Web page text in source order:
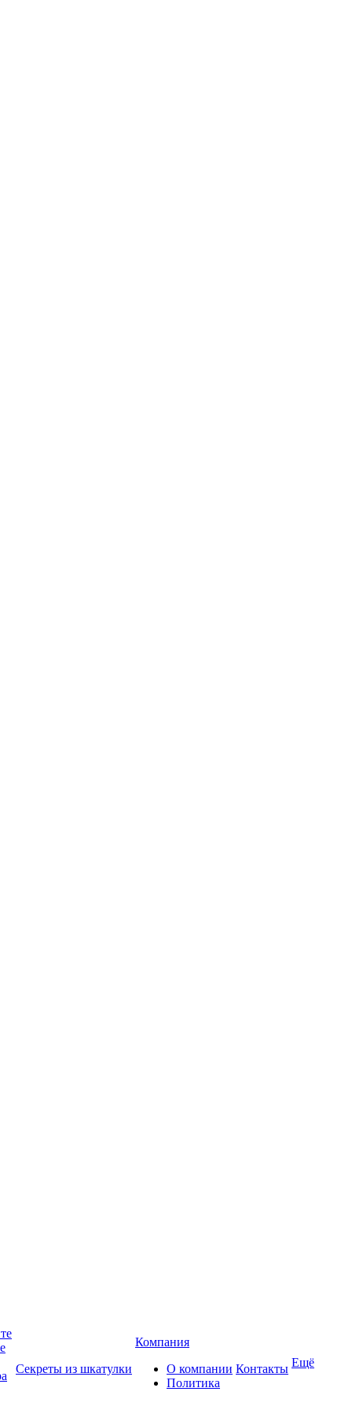
Секреты из шкатулки
Компания
О компании
Политика
Контакты Ещё